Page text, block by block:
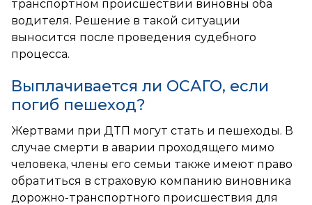
транспортном происшествии виновны оба
водителя. Решение в такой ситуации
выносится после проведения судебного
процесса.
Выплачивается ли ОСАГО, если
погиб пешеход?
Жертвами при ДТП могут стать и пешеходы. В
случае смерти в аварии проходящего мимо
человека, члены его семьи также имеют право
обратиться в страховую компанию виновника
дорожно-транспортного происшествия для